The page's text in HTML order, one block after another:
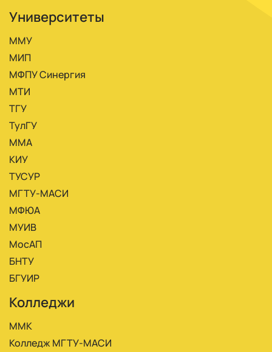
Университеты
ММУ
МИП
МФПУ Синергия
МТИ
ТГУ
ТулГУ
ММА
КИУ
ТУСУР
МГТУ-МАСИ
МФЮА
МУИВ
МосАП
БНТУ
БГУИР
Колледжи
ММК
Колледж МГТУ-МАСИ